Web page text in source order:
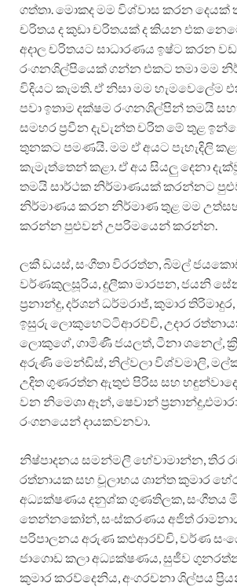
ගත්තා. මොකද මම විශ්වාස කරන දෙයක්
චරිතය ද කුඩා චරිතයක් ද කියන එක
අදාල චරිතයට සාධාරණය ඉෂ්ට කරන
රංගනශිල්පියෙක් ගන්න එකට තමා මම
විදියට කැමති. ඒ නිසා මම හැමවෙලේම
පවා ඉතාම දක්ෂම රංගනශිල්පින් තමයි
සමහර ප්‍රවීන දැවැන්ත චරිත මේ තුළ
තුනකට පමණයි. මම ඒ අයට පැහැදිලි
කැමැත්තෙන් කළා. ඒ අය සියලු දෙනා
තමයි සාර්ථක නිර්මාණයක් කරන්නට
නිර්මාණය කරන නිර්මාණ තුළ මම
කරන්න පුළුවන් උපරිමයෙන් කරන්න.
ලකී ඩයස්, සංගීතා විරරත්න, බිමල්
වර්ණකුලසූරිය, දුලීකා මාරපන, ජයනි
ප්‍රනාන්දු, දර්ශන් ධර්මරාජ්, කුමාර
ඉසුරු ලොකුහෙට්ටිආරච්චි, උදාර
ලොකුගේ, ගාමිණී ජයලත්, ටීනා ශනෙල්,
අරුණි මෙන්ඩිස්, නිල්වලා විශ්වමාලි,
උදිත ගුණරත්න ඇතුළු පිරිස සහ
වන නිමෙශා ඈන්, ෂෙවාන්
රංගනයෙන් දායකවනවා.
නිෂ්පාදනය සමන්මලී හේවාමාන්න, තිර
රත්නායක සහ චූලාභය ශාන්ත කුමාර
අධ්‍යක්ෂණය දනුශ්ක ගුණතිලක, සංගීතය
තෙන්නකෝන්, සංස්කරණය අජිත්
පරිපාලනය අරුණ කළුආරච්චි, වර්ණ
ජාගොඩ කලා අධ්‍යක්ෂණය, සුජීව
කුමාර කරව්දෙනිය, අංගරචනා ශිල්පය